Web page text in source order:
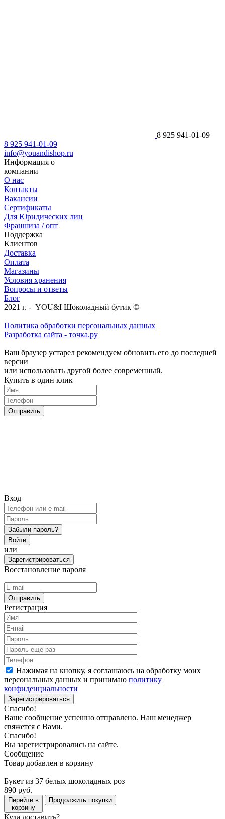
8 925 941-01-09
8 925 941-01-09
info@youandishop.ru
Информация о
компании
О нас
Контакты
Вакансии
Сертификаты
Для Юридических лиц
Франшиза / опт
Поддержка
Клиентов
Доставка
Оплата
Магазины
Условия хранения
Вопросы и ответы
Блог
2021 г. - YOU&I Шоколадный бутик ©
Политика обработки персональных данных
Разработка сайта - точка.ру
Ваш браузер устарел рекомендуем обновить его до последней
версии
или использовать другой более современный.
Купить в один клик
Отправить
Вход
Забыли пароль?
Войти
или
Зарегистрироваться
Восстановление пароля
Отправить
Регистрация
Нажимая на кнопку, я соглашаюсь на обработку моих
персональных данных и принимаю политику
конфиденциальности
Зарегистрироваться
Спасибо!
Ваше сообщение успешно отправлено. Наш менеджер
свяжется с Вами.
Спасибо!
Вы зарегистрировались на сайте.
Сообщение
Товар добавлен в корзину
Букет из 37 белых шоколадных роз
890 руб.
Перейти в
корзину
Продолжить покупки
Куда доставить?